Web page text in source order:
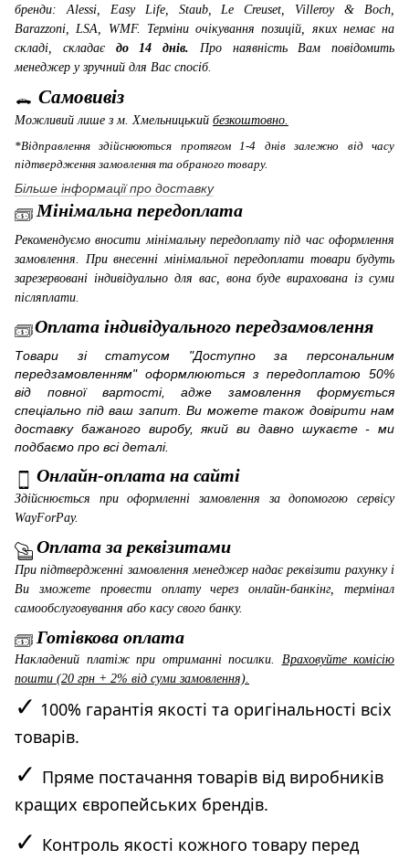
бренди: Alessi, Easy Life, Staub, Le Creuset, Villeroy & Boch,
Barazzoni, LSA, WMF. Терміни очікування позицій, яких немає на
складі, складає до 14 днів. Про наявність Вам повідомить
менеджер у зручний для Вас спосіб.
Самовивіз
Можливий лише з м. Хмельницький безкоштовно.
*Відправлення здійснюються протягом 1-4 днів залежно від часу
підтвердження замовлення та обраного товару.
Більше інформації про доставку
Мінімальна передоплата
Рекомендуємо вносити мінімальну передоплату під час оформлення
замовлення. При внесенні мінімальної передоплати товари будуть
зарезервовані індивідуально для вас, вона буде вирахована із суми
післяплати.
Оплата індивідуального передзамовлення
Товари зі статусом "Доступно за персональним
передзамовленням" оформлюються з передоплатою 50%
від повної вартості, адже замовлення формується
спеціально під ваш запит. Ви можете також довірити нам
доставку бажаного виробу, який ви давно шукаєте - ми
подбаємо про всі деталі.
Онлайн-оплата на сайті
Здійснюється при оформленні замовлення за допомогою сервісу
WayForPay.
Оплата за реквізитами
При підтвердженні замовлення менеджер надає реквізити рахунку і
Ви зможете провести оплату через онлайн-банкінг, термінал
самообслуговування або касу свого банку.
Готівкова оплата
Накладений платіж при отриманні посилки. Враховуйте комісію
пошти (20 грн + 2% від суми замовлення).
✓ 100% гарантія якості та оригінальності всіх
товарів.
✓ Пряме постачання товарів від виробників
кращих європейських брендів.
✓ Контроль якості кожного товару перед